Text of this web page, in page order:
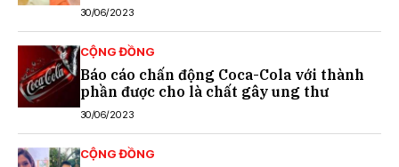
30/06/2023
CỘNG ĐỒNG
Báo cáo chấn động Coca-Cola với thành
phần được cho là chất gây ung thư
30/06/2023
CỘNG ĐỒNG